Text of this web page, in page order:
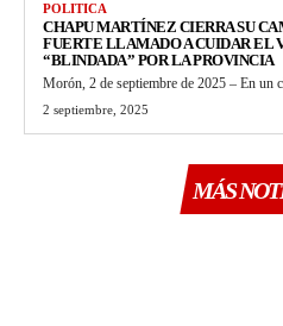
POLITICA
CHAPU MARTÍNEZ CIERRA SU
FUERTE LLAMADO A CUIDAR EL
“BLINDADA” POR LA PROVINCIA
Morón, 2 de septiembre de 2025 – En un
2 septiembre, 2025
MÁS